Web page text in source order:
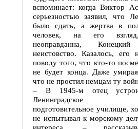
вспоминает: когда Виктор
серьезностью заявил, что
было сдать, а жертва в
человек, на его
неоправданна,
неистовство. Казалось, его
поводу того, что кто-то
не будет конца. Даже
что не простил немцам ту
– В 1945-м отец
Ленинградское
подготовительное училище,
не испытывал к морскому
интереса, –